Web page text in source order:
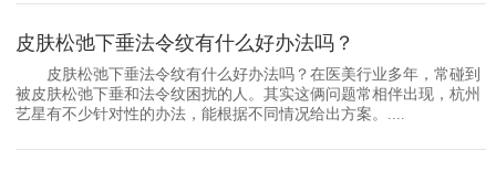
皮肤松弛下垂法令纹有什么好办法吗？
皮肤松弛下垂法令纹有什么好办法吗？在医美行业多年，常碰到
被皮肤松弛下垂和法令纹困扰的人。其实这俩问题常相伴出现，杭州
艺星有不少针对性的办法，能根据不同情况给出方案。....